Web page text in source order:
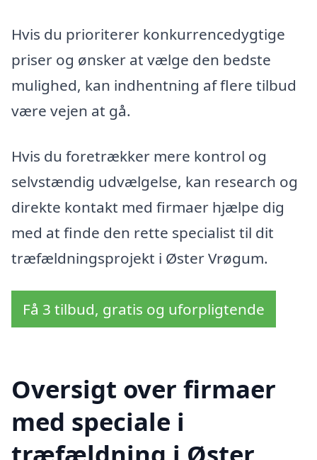
Hvis du prioriterer konkurrencedygtige
priser og ønsker at vælge den bedste
mulighed, kan indhentning af flere tilbud
være vejen at gå.
Hvis du foretrækker mere kontrol og
selvstændig udvælgelse, kan research og
direkte kontakt med firmaer hjælpe dig
med at finde den rette specialist til dit
træfældningsprojekt i Øster Vrøgum.
Få 3 tilbud, gratis og uforpligtende
Oversigt over firmaer
med speciale i